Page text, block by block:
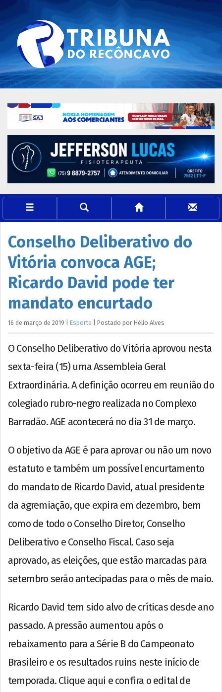
Conselho Deliberativo do
Vitória convoca AGE;
Ricardo David pode ter
mandato encurtado
16 de março de 2019 Esporte Postado por Hélio Alves
O Conselho Deliberativo do Vitória aprovou nesta
sexta-feira (15) uma Assembleia Geral
Extraordinária. A definição ocorreu em reunião do
colegiado rubro-negro realizada no Complexo
Barradão. AGE acontecerá no dia 31 de março.
O objetivo da AGE é para aprovar ou não um novo
estatuto e também um possível encurtamento
do mandato de Ricardo David, atual presidente
da agremiação, que expira em dezembro, bem
como de todo o Conselho Diretor, Conselho
Deliberativo e Conselho Fiscal. Caso seja
aprovado, as eleições, que estão marcadas para
setembro serão antecipadas para o mês de maio.
Ricardo David tem sido alvo de críticas desde ano
passado. A pressão aumentou após o
rebaixamento para a Série B do Campeonato
Brasileiro e os resultados ruins neste início de
temporada. Clique aqui e confira o edital de